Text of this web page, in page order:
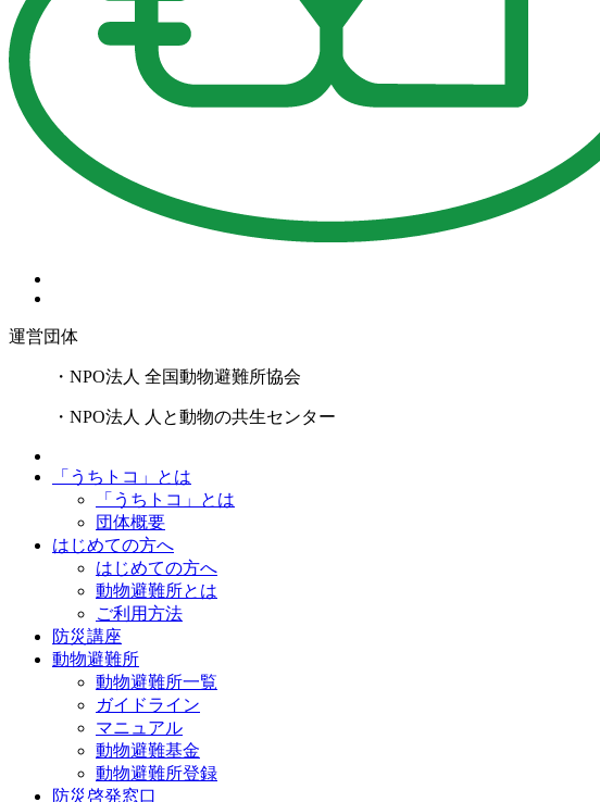
運営団体
・NPO法人 全国動物避難所協会
・NPO法人 人と動物の共生センター
「うちトコ」とは
「うちトコ」とは
団体概要
はじめての方へ
はじめての方へ
動物避難所とは
ご利用方法
防災講座
動物避難所
動物避難所一覧
ガイドライン
マニュアル
動物避難基金
動物避難所登録
防災啓発窓口